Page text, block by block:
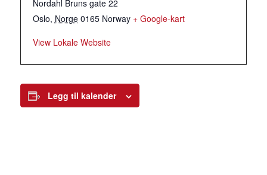
Nordahl Bruns gate 22
Oslo, Norge 0165 Norway + Google-kart
View Lokale Website
Legg til kalender